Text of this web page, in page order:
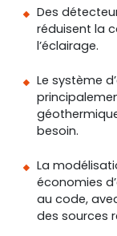
Des
réduisent la
l’éclairage.
Le système
besoin.
La
économies
au code,
des sources